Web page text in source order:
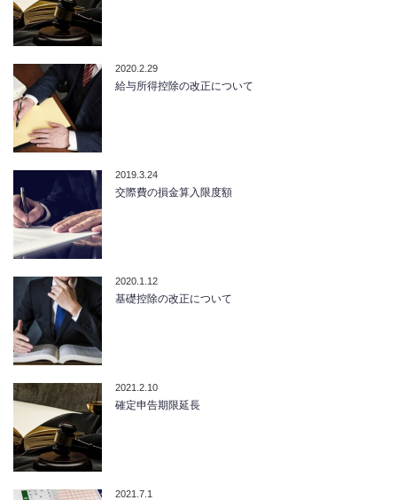
2020.2.29
給与所得控除の改正について
2019.3.24
交際費の損金算入限度額
2020.1.12
基礎控除の改正について
2021.2.10
確定申告期限延長
2021.7.1